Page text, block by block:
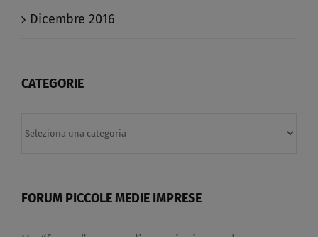
Dicembre 2016
CATEGORIE
FORUM PICCOLE MEDIE IMPRESE